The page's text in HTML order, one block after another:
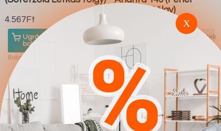
4.567Ft
Ugrás a
boltba
Butor1.hu
Sonoma tölgy)
boltba
Részletek
Butor1.hu
X